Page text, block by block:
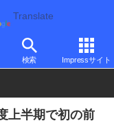
Translate
検索 Impressサイト
ォン タブレット
上半期で初の前